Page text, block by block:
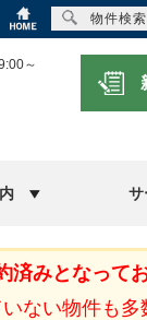
～
サ
済みとなってお
ない物件も多
物件検索